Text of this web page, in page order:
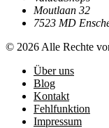
Moutlaan 32
7523 MD
© 2026 Alle Rechte
Über uns
Blog
Kontakt
Fehlfunktion
Impressum